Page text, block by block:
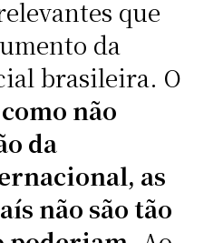
que
da
brasileira. O
como não
da
as
não são tão